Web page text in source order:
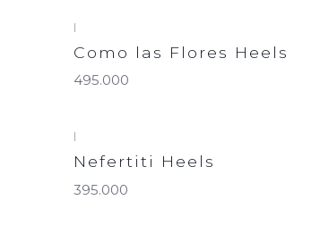
|
Como las Flores Heels
495.000
|
Nefertiti Heels
395.000